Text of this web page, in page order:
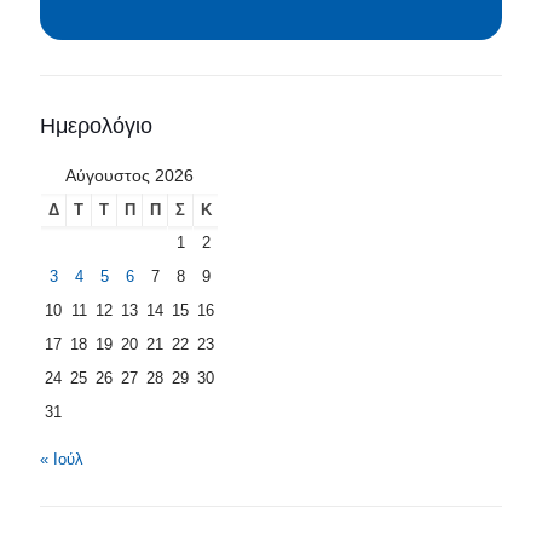
Ημερολόγιο
Αύγουστος 2026
Δ Τ Τ Π Π Σ
Κ
1
2
3
4 5 6 7 8
9
10 11 12 13 14 15 16
17 18 19 20 21 22 23
24 25 26 27 28 29 30
31
« Ιούλ